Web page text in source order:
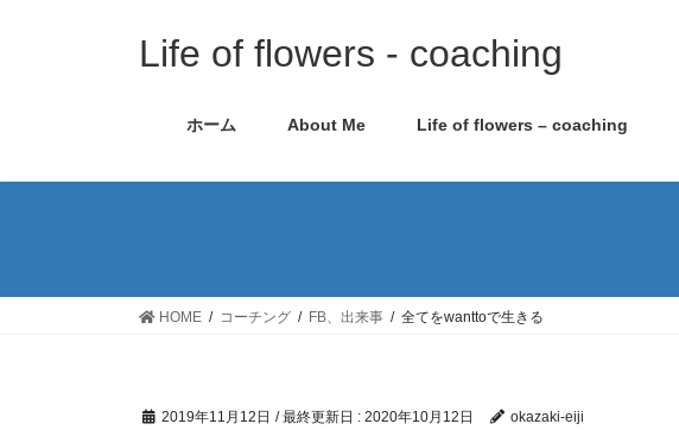
移
ン
Life of flowers - coaching
ホーム About Me Life of flowers – coaching
HOME コーチング FB、出来事 全てをwanttoで生きる
2019年11月12日 / 最終更新日 : 2020年10月12日 okazaki-eiji